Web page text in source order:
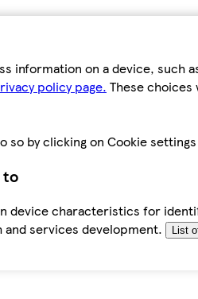
information on a device, such
policy page. These
so by clicking on Cookie
to
device characteristics for
services development.
List